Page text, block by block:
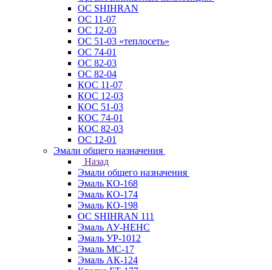
ОС SHIHRAN
ОС 11-07
ОС 12-03
ОС 51-03 «теплосеть»
ОС 74-01
ОС 82-03
ОС 82-04
КОС 11-07
КОС 12-03
КОС 51-03
КОС 74-01
КОС 82-03
ОС 12-01
Эмали общего назначения
Назад
Эмали общего назначения
Эмаль КО-168
Эмаль КО-174
Эмаль КО-198
ОС SHIHRAN 111
Эмаль АУ-НЕНС
Эмаль УР-1012
Эмаль МС-17
Эмаль АК-124